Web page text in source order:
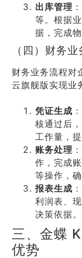
出库管理
等。根据
据，完成
（四）财务
财务业务流程对
云旗舰版实现业
凭证生成
核通过后
工作量，
账务处理
作，完成
等操作，
报表生成
利润表、
决策依据。
三、金蝶
优势